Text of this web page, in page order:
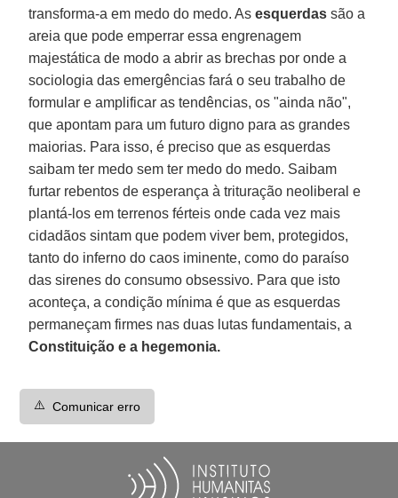
transforma-a em medo do medo. Asesquerdas são a
areia que pode emperrar essa engrenagem
majestática de modo a abrir as brechas por onde a
sociologia das emergências fará o seu trabalho de
formular e amplificar as tendências, os "ainda não",
que apontam para um futuro digno para as grandes
maiorias. Para isso, é preciso que as esquerdas
saibam ter medo sem ter medo do medo. Saibam
furtar rebentos de esperança à trituração neoliberal e
plantá-los em terrenos férteis onde cada vez mais
cidadãos sintam que podem viver bem, protegidos,
tanto do inferno do caos iminente, como do paraíso
das sirenes do consumo obsessivo. Para que isto
aconteça, a condição mínima é que as esquerdas
permaneçam firmes nas duas lutas fundamentais, a
Constituição e a hegemonia.
⚠️ Comunicar erro